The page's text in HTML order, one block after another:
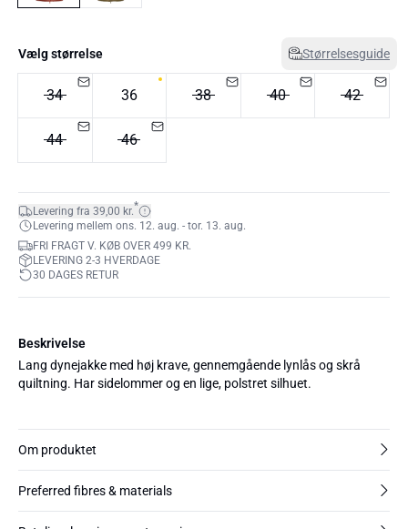
Vælg størrelse Størrelsesguide
34 36 38 40 42
44 46
Levering fra 39,00 kr.*
Levering mellem ons. 12. aug. - tor. 13. aug.
FRI FRAGT V. KØB OVER 499 KR.
LEVERING 2-3 HVERDAGE
30 DAGES RETUR
Beskrivelse
Lang dynejakke med høj krave, gennemgående lynlås og skrå
quiltning. Har sidelommer og en lige, polstret silhuet.
Om produktet
Preferred fibres & materials